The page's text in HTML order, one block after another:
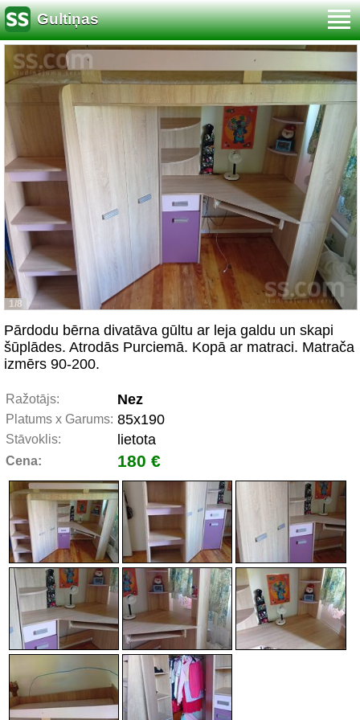
Gultiņas
1/8
Pārdodu bērna divatāva gūltu ar leja galdu un skapi
šūplādes. Atrodās Purciemā. Kopā ar matraci. Matrača
izmērs 90-200.
Ražotājs: Nez
Platums x Garums: 85x190
Stāvoklis: lietota
Cena: 180 €